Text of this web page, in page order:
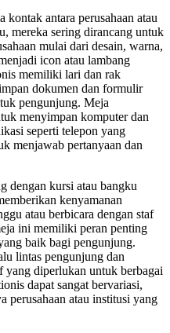
antara perusahaan atau
mereka sering dirancang untuk
mulai dari desain, warna,
icon atau lambang
memiliki lari dan rak
dokumen dan formulir
pengunjung. Meja
menyimpan komputer dan
seperti telepon yang
menjawab pertanyaan dan
dengan kursi atau bangku
kenyamanan
atau berbicara dengan staf
ini memiliki peran penting
baik bagi pengunjung.
lintas pengunjung dan
yang diperlukan untuk berbagai
dapat sangat bervariasi,
perusahaan atau institusi yang